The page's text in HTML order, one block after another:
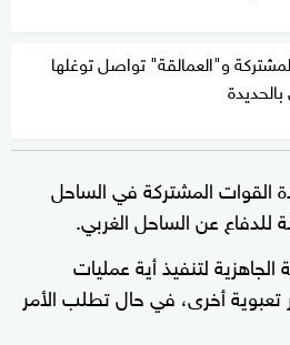
و"العمالقة" تواصل توغلها
القوات المشتركة في الساحل
للدفاع عن الساحل الغربي.
لتنفيذ أية عمليات
أخرى، في حال تطلب الأمر